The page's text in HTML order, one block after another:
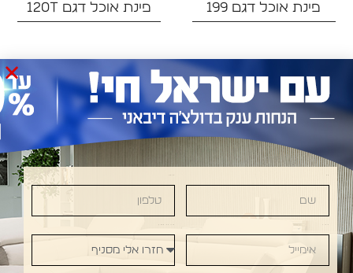
פינת אוכל דגם 199 פינת אוכל דגם 120T
•DOLCE DIVANI • DOLCE DIVANI •